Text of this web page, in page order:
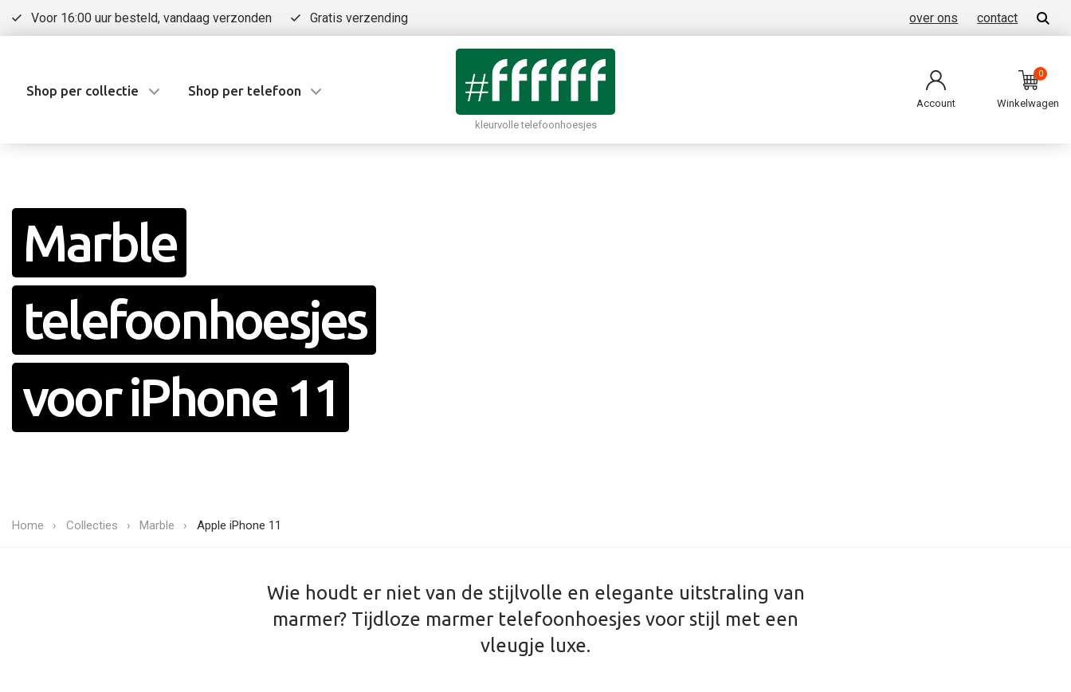
Voor 16:00 uur besteld, vandaag verzonden Gratis verzending over ons contact
Shop per collectie Shop per telefoon
kleurvolle telefoonhoesjes
Account
0
Winkelwagen
Marble
telefoonhoesjes
voor iPhone 11
Home Collecties Marble Apple iPhone 11
Wie houdt er niet van de stijlvolle en elegante uitstraling van
marmer? Tijdloze marmer telefoonhoesjes voor stijl met een
vleugje luxe.